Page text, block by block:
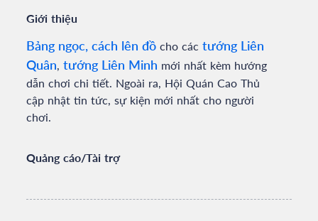
Giới thiệu
Bảng ngọc, cách lên đồ cho các tướng Liên
Quân, tướng Liên Minh mới nhất kèm hướng
dẫn chơi chi tiết. Ngoài ra, Hội Quán Cao Thủ
cập nhật tin tức, sự kiện mới nhất cho người
chơi.
Quảng cáo/Tài trợ